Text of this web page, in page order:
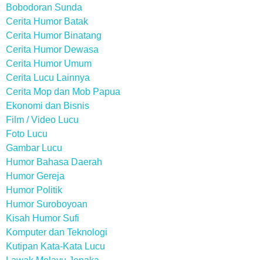
Bobodoran Sunda
Cerita Humor Batak
Cerita Humor Binatang
Cerita Humor Dewasa
Cerita Humor Umum
Cerita Lucu Lainnya
Cerita Mop dan Mob Papua
Ekonomi dan Bisnis
Film / Video Lucu
Foto Lucu
Gambar Lucu
Humor Bahasa Daerah
Humor Gereja
Humor Politik
Humor Suroboyoan
Kisah Humor Sufi
Komputer dan Teknologi
Kutipan Kata-Kata Lucu